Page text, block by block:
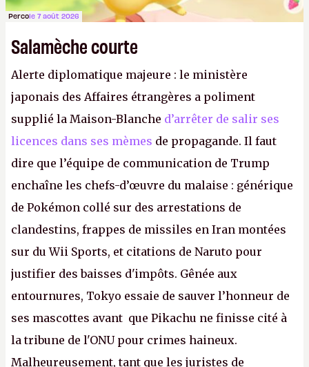
Percole 7 août 2026
Salamèche courte
Alerte diplomatique majeure : le ministère
japonais des Affaires étrangères a poliment
supplié la Maison-Blanche d’arrêter de salir ses
licences dans ses mèmes de propagande. Il faut
dire que l’équipe de communication de Trump
enchaîne les chefs-d’œuvre du malaise : générique
de Pokémon collé sur des arrestations de
clandestins, frappes de missiles en Iran montées
sur du Wii Sports, et citations de Naruto pour
justifier des baisses d'impôts. Gênée aux
entournures, Tokyo essaie de sauver l’honneur de
ses mascottes avant que Pikachu ne finisse cité à
la tribune de l'ONU pour crimes haineux.
Malheureusement, tant que les juristes de